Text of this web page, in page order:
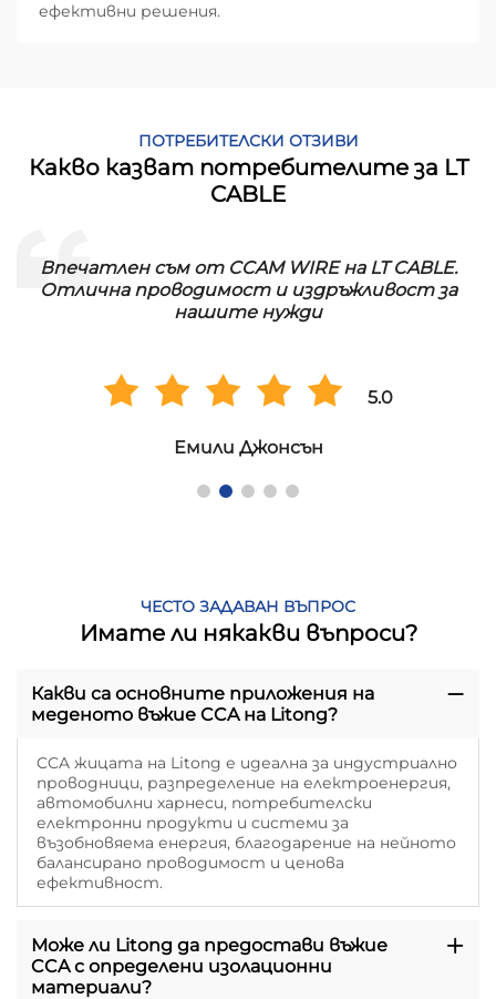
ефективни решения.
ПОТРЕБИТЕЛСКИ ОТЗИВИ
Какво казват потребителите за LT
CABLE
Впечатлен съм от CCAM WIRE на LT CABLE.
Отлична проводимост и издръжливост за
нашите нужди
5.0
Емили Джонсън
ЧЕСТО ЗАДАВАН ВЪПРОС
Имате ли някакви въпроси?
Какви са основните приложения на
меденото въжие CCA на Litong?
CCA жицата на Litong е идеална за индустриално
проводници, разпределение на електроенергия,
автомобилни харнеси, потребителски
електронни продукти и системи за
възобновяема енергия, благодарение на нейното
балансирано проводимост и ценова
ефективност.
Може ли Litong да предостави въжие
CCA с определени изолационни
материали?